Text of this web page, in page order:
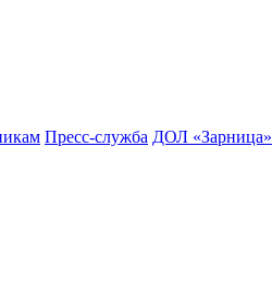
Пресс-служба ДОЛ «Зарница»